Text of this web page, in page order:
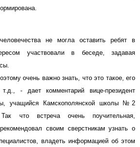
не могла оставить ребят в
участвовали в беседе, задавая
очень важно знать, что это такое, его
- дает комментарий вице-президент
учащийся Камскополянской школы №2
что встреча очень поучительная,
своим сверстникам узнать о
владеть информацией об этом